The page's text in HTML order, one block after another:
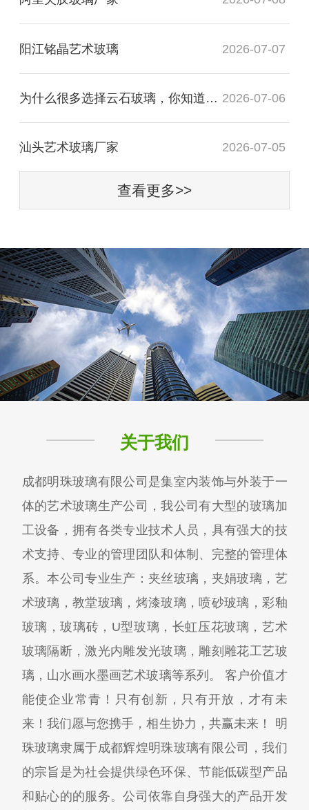
阳江铭晶艺术玻璃 2026-07-07
为什么很多选择云石玻璃，你知道有什么用处吗？ 2026-07-06
汕头艺术玻璃厂家 2026-07-05
查看更多>>
关于我们
成都明珠玻璃有限公司是集室内装饰与外装于一
体的艺术玻璃生产公司，我公司有大型的玻璃加
工设备，拥有各类专业技术人员，具有强大的技
术支持、专业的管理团队和体制、完整的管理体
系。本公司专业生产：夹丝玻璃，夹娟玻璃，艺
术玻璃，教堂玻璃，烤漆玻璃，喷砂玻璃，彩釉
玻璃，玻璃砖，U型玻璃，长虹压花玻璃，艺术
玻璃隔断，激光内雕发光玻璃，雕刻雕花工艺玻
璃，山水画水墨画艺术玻璃等系列。 客户价值才
能使企业常青！只有创新，只有开放，才有未
来！我们愿与您携手，相生协力，共赢未来！ 明
珠玻璃隶属于成都辉煌明珠玻璃有限公司，我们
的宗旨是为社会提供绿色环保、节能低碳型产品
和贴心的的服务。公司依靠自身强大的产品开发